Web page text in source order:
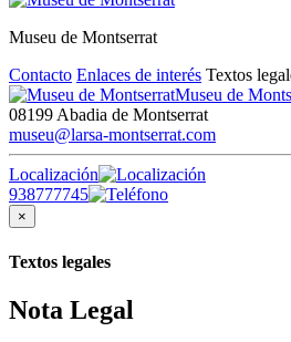
Museu de Montserrat
Contacto Enlaces de interés Textos
Museu de
08199 Abadia de Montserrat
museu@larsa-montserrat.com
Localización
938777745
×
Textos legales
Nota Legal